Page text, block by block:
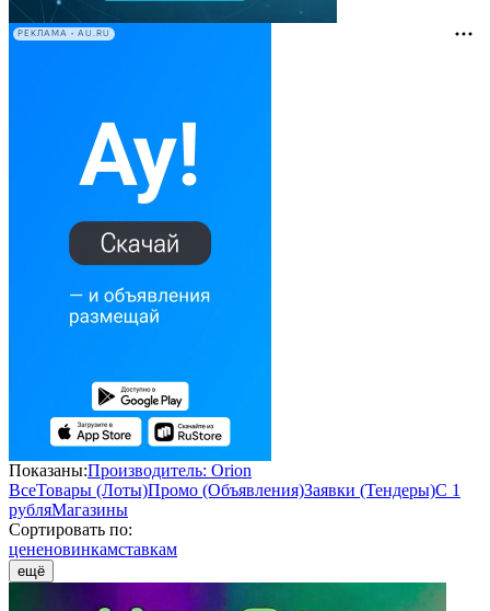
РЕКЛАМА • AU.RU
Показаны:Производитель: Orion
ВсеТовары (Лоты)Промо (Объявления)Заявки (Тендеры)С 1
рубляМагазины
Сортировать по:
цененовинкамставкам
ещё